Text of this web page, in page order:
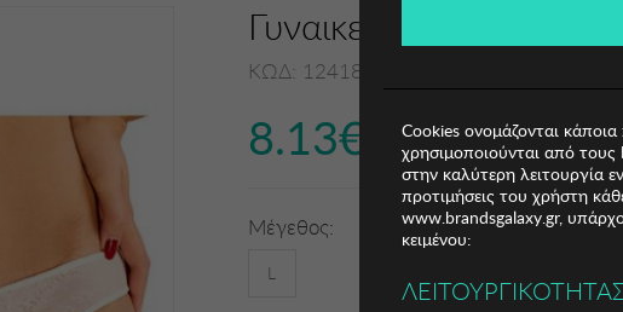
Γυναικείο Σλιπ Selene
ΚΩΔ: 124180335011
8.13€
Μέγεθος:
L
Cookies ονομάζονται
χρησιμοποιούνται από
στην καλύτερη λειτουργία
προτιμήσεις του χρήστη
www.brandsgalaxy.gr,
κειμένου: